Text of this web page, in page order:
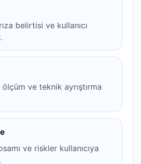
belirtisi ve kullanıcı
ve teknik ayrıştırma
ve riskler kullanıcıya